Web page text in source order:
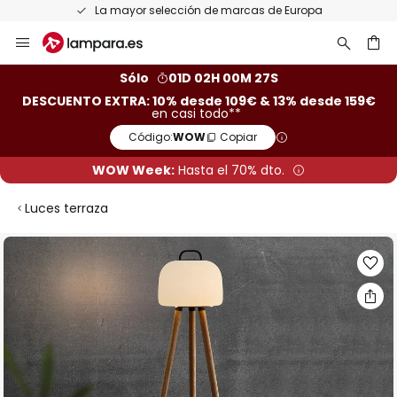
La mayor selección de marcas de Europa
al
Sólo
01D 02H 00M 26S
DESCUENTO EXTRA: 10% desde 109€ & 13% desde 159€
en casi todo**
Código:WOW Copiar
WOW Week: Hasta el 70% dto.
Luces terraza
Saltar
final
de
la
galería
de